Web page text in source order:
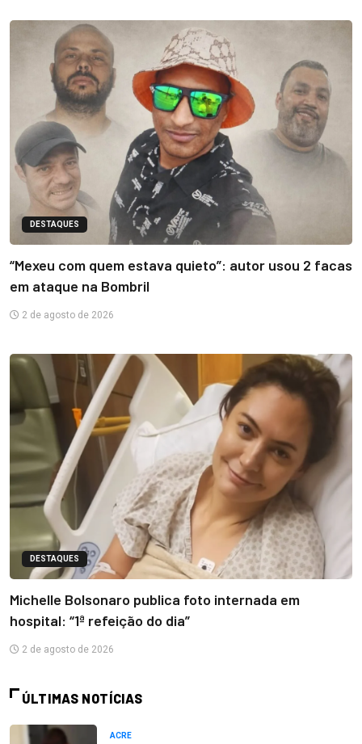
DESTAQUES
“Mexeu com quem estava quieto”: autor usou 2 facas
em ataque na Bombril
2 de agosto de 2026
DESTAQUES
Michelle Bolsonaro publica foto internada em
hospital: “1ª refeição do dia”
2 de agosto de 2026
ÚLTIMAS NOTÍCIAS
ACRE